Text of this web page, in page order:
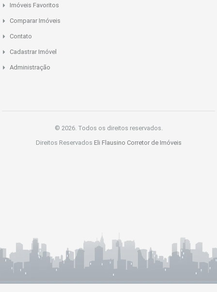
Imóveis Favoritos
Comparar Imóveis
Contato
Cadastrar Imóvel
Administração
© 2026. Todos os direitos reservados.
Direitos Reservados Eli Flausino Corretor de Imóveis